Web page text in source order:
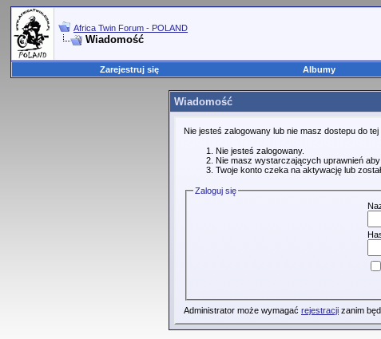
Africa Twin Forum - POLAND
Wiadomość
Zarejestruj się Albumy
Wiadomość
Nie jesteś zalogowany lub nie masz dostepu do
Nie jesteś zalogowany.
Nie masz wystarczających uprawnień
Twoje konto czeka na aktywację lub
Zaloguj się
Administrator może wymagać rejestracji zanim